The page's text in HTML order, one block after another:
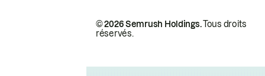
© 2026 Semrush Holdings.Tous droits
réservés.